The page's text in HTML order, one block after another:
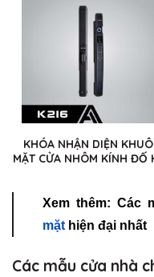
KHÓA NHẬN DIỆN
MẶT CỬA NHÔM KÍNH ĐỐ
Xem thêm: Các
mặt hiện đại nhất
Các mẫu cửa nhà